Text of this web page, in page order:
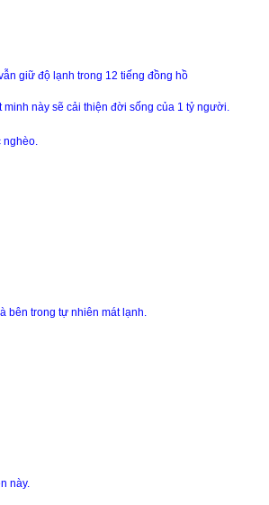
giữ độ lạnh trong 12 tiếng đồng hồ
minh này sẽ cải thiện đời sống của 1 tỷ người.
nghèo.
bên trong tự nhiên mát lạnh.
này.